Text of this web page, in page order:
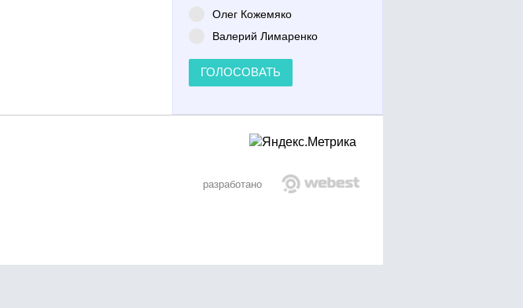
Олег Кожемяко
Валерий Лимаренко
ГОЛОСОВАТЬ
разработано